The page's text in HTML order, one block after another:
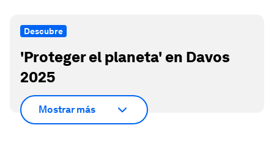
Descubre
'Proteger el planeta' en Davos
2025
Mostrar más